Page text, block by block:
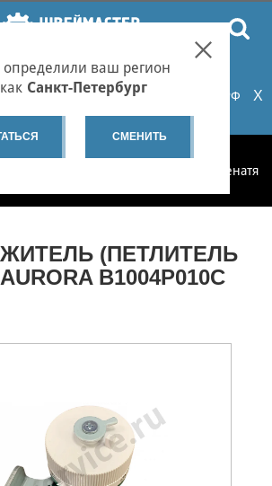
с онлайн-оплатой заказов на сайте
сертификаты НУЦ Минцифры РФ
Яндекс.Браузер.Подробнее...
X
ваш регион
как Санкт-Петербург
СМЕНИТЬ
(ПЕТЛИТЕЛЬ
B1004P010C